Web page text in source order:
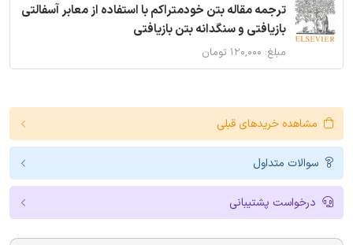
ترجمه مقاله بتن خودمتراکم با استفاده از معابر آسفالتی
بازیافتی و سنگدانه بتن بازیافتی
مبلغ: ۱۲۰,۰۰۰ تومان
مشاهده خریدهای قبلی
سوالات متداول
درخواست پشتیبانی